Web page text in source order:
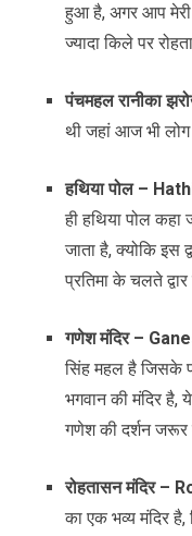
हुआ है, अगर आप मेरी
ज्यादा किले पर
पंचमहल रानीका
थी जहां आज भी
हथिया पोल –
ही हथिया पोल कहा
जाता है, क्योकि इस
प्रतिमा के चलते
गणेश मंदिर –
सिंह महल है जिसके
भगवान की मंदिर है,
गणेश की दर्शन जरूर
रोहतासन मंदिर –
का एक भव्य मंदिर